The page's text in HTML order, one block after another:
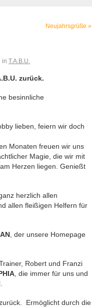
Neujahrsgrüße »
in T.A.B.U.
zurück.
besinnliche
lieben, feiern wir doch
Monaten freuen wir uns
Magie, die wir mit
Herzen liegen. Genießt
herzlich allen
allen fleißigen Helfern für
, der unsere Homepage
Robert und Franzi
, die immer für uns und
Ermöglicht durch die